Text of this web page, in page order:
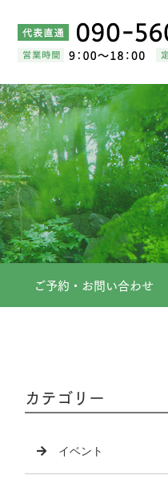
ご予約・お問い合わせ
カテゴリー
イベント